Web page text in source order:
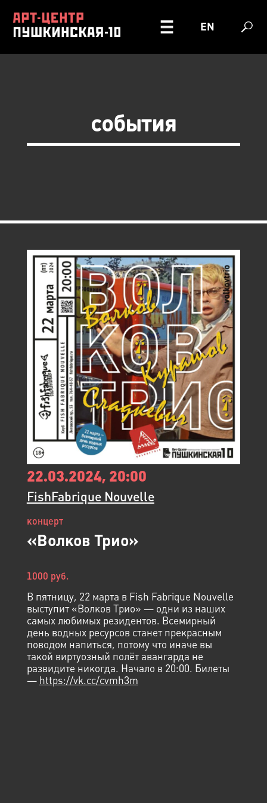
EN
события
22.03.2024, 20:00
FishFabrique Nouvelle
концерт
«Волков Трио»
1000 руб.
В пятницу, 22 марта в Fish Fabrique Nouvelle
выступит «Волков Трио» — одни из наших
самых любимых резидентов. Всемирный
день водных ресурсов станет прекрасным
поводом напиться, потому что иначе вы
такой виртуозный полёт авангарда не
развидите никогда. Начало в 20:00. Билеты
— https://vk.cc/cvmh3m